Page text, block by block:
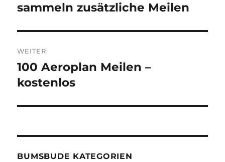
Beitrag:
sammeln zusätzliche Meilen
WEITER
Nächster
Beitrag:
100 Aeroplan Meilen –
kostenlos
BUMSBUDE KATEGORIEN